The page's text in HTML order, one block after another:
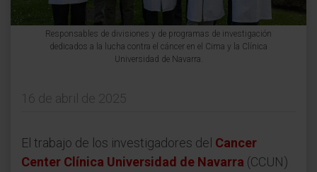
Responsables de divisiones y de programas de investigación
dedicados a la lucha contra el cáncer en el Cima y la Clínica
Universidad de Navarra.
16 de abril de 2025
El trabajo de los investigadores del Cancer
Center Clínica Universidad de Navarra (CCUN)